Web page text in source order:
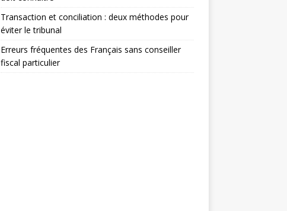
Transaction et conciliation : deux méthodes pour
éviter le tribunal
Erreurs fréquentes des Français sans conseiller
fiscal particulier